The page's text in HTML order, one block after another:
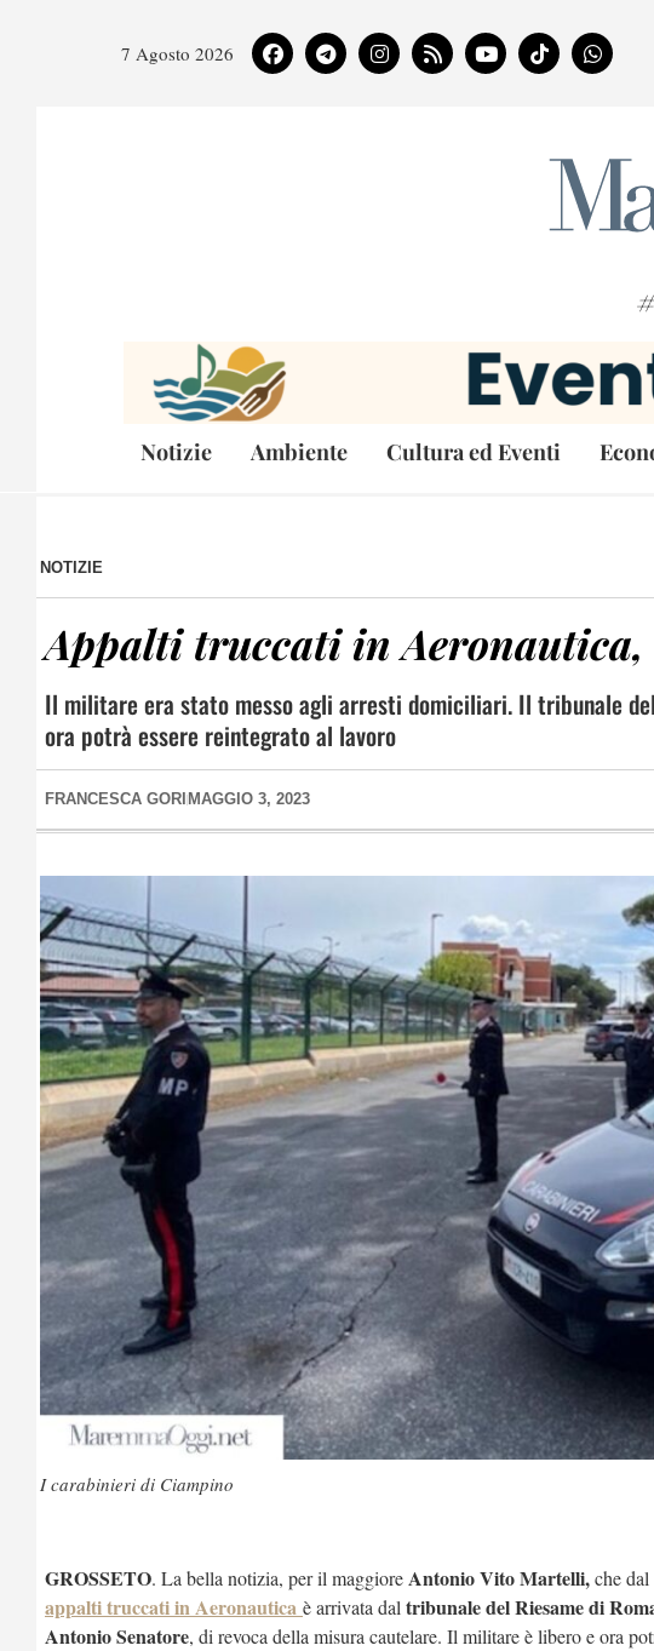
7 Agosto 2026
Notizie Ambiente Cultura ed Eventi
NOTIZIE
Appalti truccati in
Il militare era stato messo agli arresti domiciliari. Il tribunale
ora potrà essere reintegrato al lavoro
FRANCESCA GORI MAGGIO 3, 2023
I carabinieri di Ciampino
GROSSETO. La bella notizia, per il maggioreAntonio Vito Martelli,che
appalti truccati in Aeronautica è arrivata dal tribunale del Riesame di
Antonio Senatore, di revoca della misura cautelare. Il militare è libero e ora